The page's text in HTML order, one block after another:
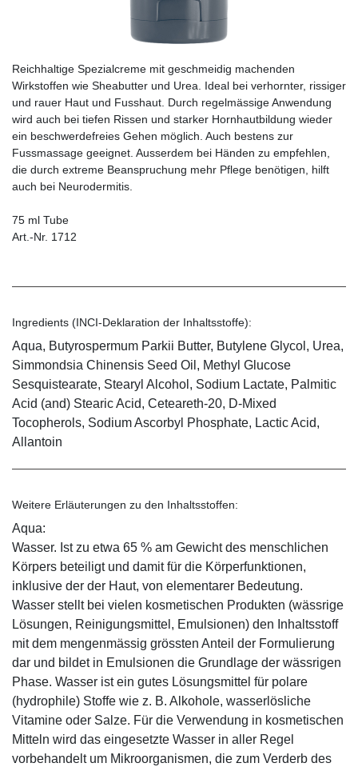
Reichhaltige Spezialcreme mit geschmeidig machenden
Wirkstoffen wie Sheabutter und Urea. Ideal bei verhornter, rissiger
und rauer Haut und Fusshaut. Durch regelmässige Anwendung
wird auch bei tiefen Rissen und starker Hornhautbildung wieder
ein beschwerdefreies Gehen möglich. Auch bestens zur
Fussmassage geeignet. Ausserdem bei Händen zu empfehlen,
die durch extreme Beanspruchung mehr Pflege benötigen, hilft
auch bei Neurodermitis.
75 ml Tube
Art.-Nr. 1712
Ingredients (INCI-Deklaration der Inhaltsstoffe):
Aqua, Butyrospermum Parkii Butter, Butylene Glycol, Urea,
Simmondsia Chinensis Seed Oil, Methyl Glucose
Sesquistearate, Stearyl Alcohol, Sodium Lactate, Palmitic
Acid (and) Stearic Acid, Ceteareth-20, D-Mixed
Tocopherols, Sodium Ascorbyl Phosphate, Lactic Acid,
Allantoin
Weitere Erläuterungen zu den Inhaltsstoffen:
Aqua:
Wasser. Ist zu etwa 65 % am Gewicht des menschlichen
Körpers beteiligt und damit für die Körperfunktionen,
inklusive der der Haut, von elementarer Bedeutung.
Wasser stellt bei vielen kosmetischen Produkten (wässrige
Lösungen, Reinigungsmittel, Emulsionen) den Inhaltsstoff
mit dem mengenmässig grössten Anteil der Formulierung
dar und bildet in Emulsionen die Grundlage der wässrigen
Phase. Wasser ist ein gutes Lösungsmittel für polare
(hydrophile) Stoffe wie z. B. Alkohole, wasserlösliche
Vitamine oder Salze. Für die Verwendung in kosmetischen
Mitteln wird das eingesetzte Wasser in aller Regel
vorbehandelt um Mikroorganismen, die zum Verderb des